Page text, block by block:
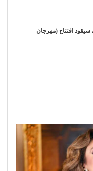
سيقود افتتاح (مهرجان